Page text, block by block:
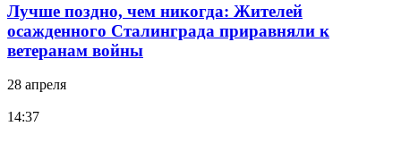
Лучше поздно, чем никогда: Жителей
осажденного Сталинграда приравняли к
ветеранам войны
28 апреля
14:37